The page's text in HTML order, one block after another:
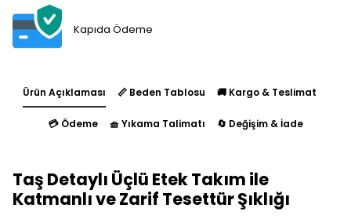
Kapıda Ödeme
Ürün Açıklaması 📏 Beden Tablosu 🚚 Kargo & Teslimat
💳 Ödeme 🧺 Yıkama Talimatı 🔄 Değişim & İade
Taş Detaylı Üçlü Etek Takım ile
Katmanlı ve Zarif Tesettür Şıklığı